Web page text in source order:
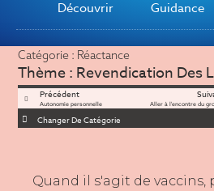
Découvrir Guidance
Catégorie : Réactance
Thème : Revendication Des
Précédent
Autonomie personnelle Aller à l'encontre du
Changer De Catégorie
Quand il s'agit de